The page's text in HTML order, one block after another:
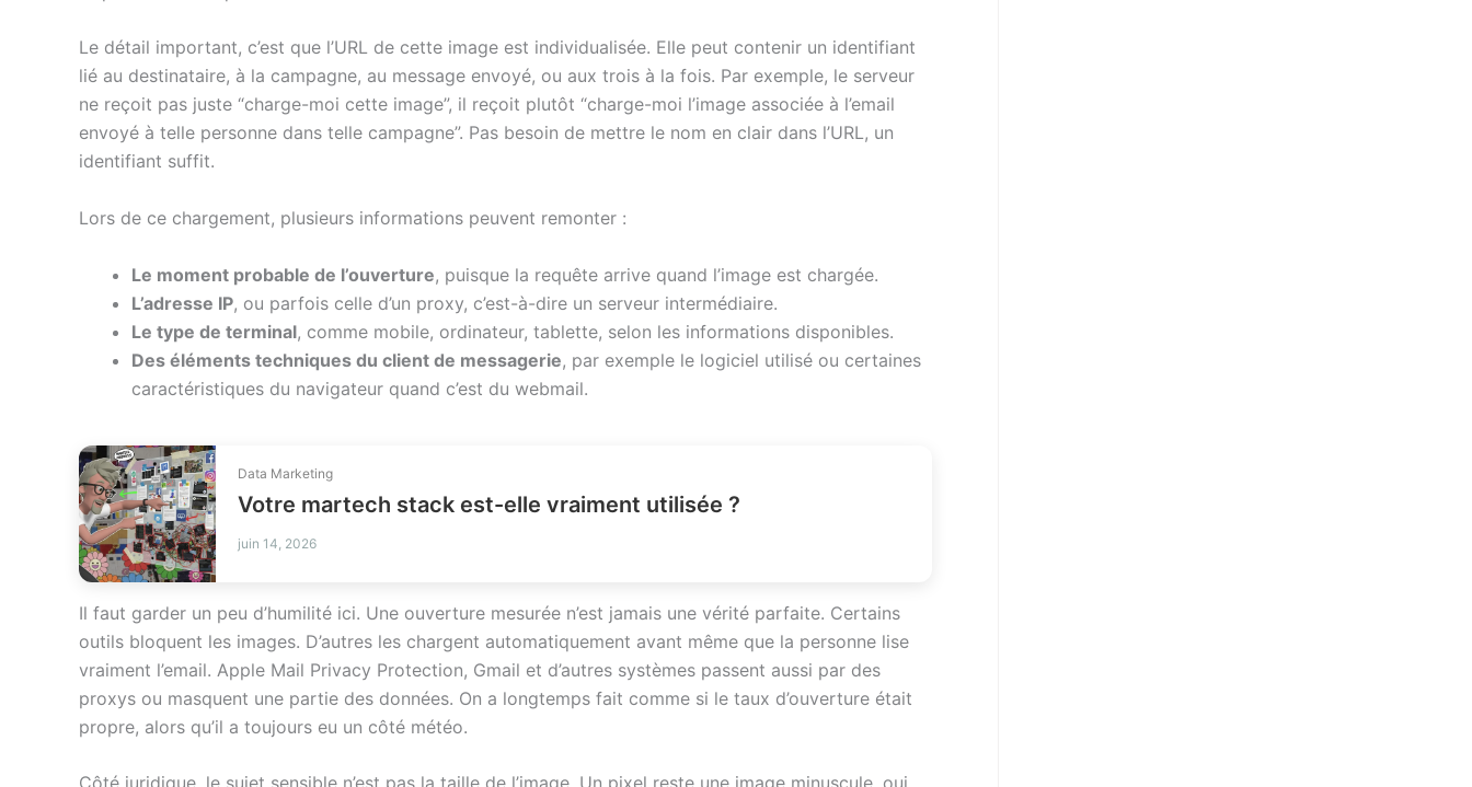
Le détail important, c’est que l’URL de cette image est individualisée. Elle peut contenir un identifiant
lié au destinataire, à la campagne, au message envoyé, ou aux trois à la fois. Par exemple, le serveur
ne reçoit pas juste “charge-moi cette image”, il reçoit plutôt “charge-moi l’image associée à l’email
envoyé à telle personne dans telle campagne”. Pas besoin de mettre le nom en clair dans l’URL, un
identifiant suffit.
Lors de ce chargement, plusieurs informations peuvent remonter :
Le moment probable de l’ouverture, puisque la requête arrive quand l’image est chargée.
L’adresse IP, ou parfois celle d’un proxy, c’est-à-dire un serveur intermédiaire.
Le type de terminal, comme mobile, ordinateur, tablette, selon les informations disponibles.
Des éléments techniques du client de messagerie, par exemple le logiciel utilisé ou certaines
caractéristiques du navigateur quand c’est du webmail.
Data Marketing
Votre martech stack est-elle vraiment utilisée ?
juin 14, 2026
Il faut garder un peu d’humilité ici. Une ouverture mesurée n’est jamais une vérité parfaite. Certains
outils bloquent les images. D’autres les chargent automatiquement avant même que la personne lise
vraiment l’email. Apple Mail Privacy Protection, Gmail et d’autres systèmes passent aussi par des
proxys ou masquent une partie des données. On a longtemps fait comme si le taux d’ouverture était
propre, alors qu’il a toujours eu un côté météo.